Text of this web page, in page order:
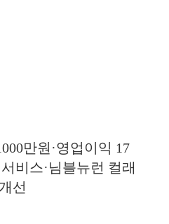
만원·영업이익 17
비스·님블뉴런 컬래
선